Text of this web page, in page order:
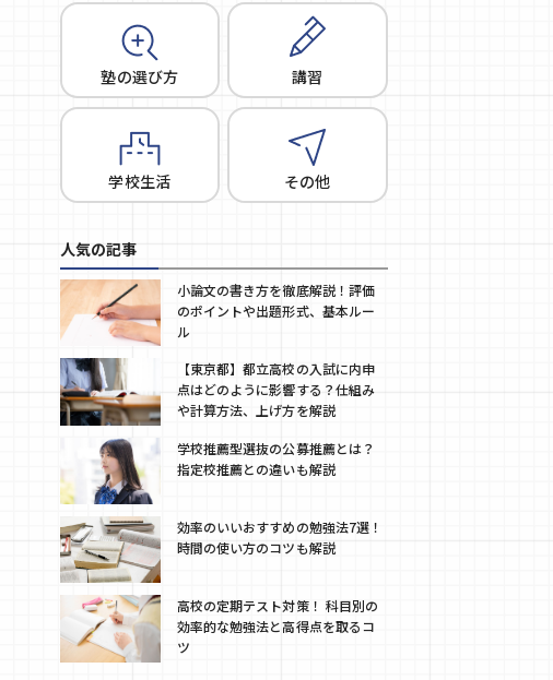
塾の選び方 講習
学校生活 その他
人気の記事
小論文の書き方を徹底解説！評価
のポイントや出題形式、基本ルー
ル
【東京都】都立高校の入試に内申
点はどのように影響する？仕組み
や計算方法、上げ方を解説
学校推薦型選抜の公募推薦とは？
指定校推薦との違いも解説
効率のいいおすすめの勉強法7選！
時間の使い方のコツも解説
高校の定期テスト対策！ 科目別の
効率的な勉強法と高得点を取るコ
ツ